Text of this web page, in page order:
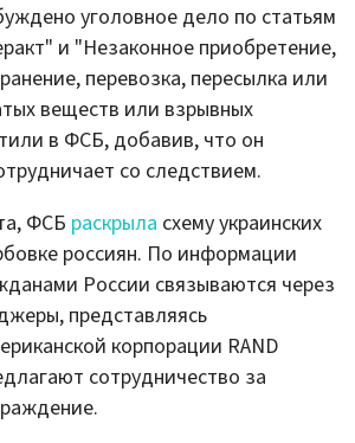
уголовное дело по статьям
и "Незаконное приобретение,
перевозка, пересылка или
веществ или взрывных
в ФСБ, добавив, что он
со следствием.
ФСБ раскрыла схему украинских
россиян. По информации
России связываются через
представляясь
корпорации RAND
сотрудничество за